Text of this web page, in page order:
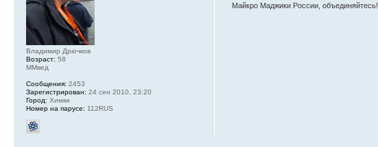
Майкро Маджики России, объединяйтесь!
Владимир Дрючков
Возраст: 58
ММвед
Сообщения: 2453
Зарегистрирован: 24 сен 2010, 23:20
Город: Химки
Номер на парусе: 112RUS